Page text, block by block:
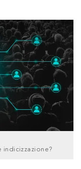
indicizzazione?